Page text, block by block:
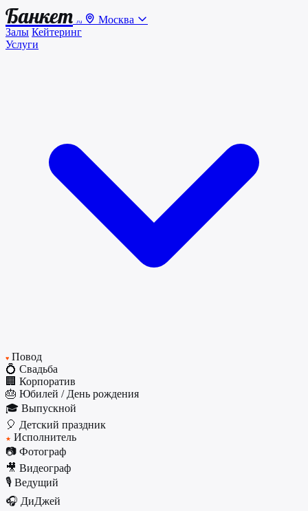
Банкет .ru
Москва
Залы Кейтеринг
Услуги
♥ Повод
💍 Свадьба
🏢 Корпоратив
🎂 Юбилей / День рождения
🎓 Выпускной
🎈 Детский праздник
★ Исполнитель
📷 Фотограф
🎥 Видеограф
🎙️ Ведущий
🎧 ДиДжей